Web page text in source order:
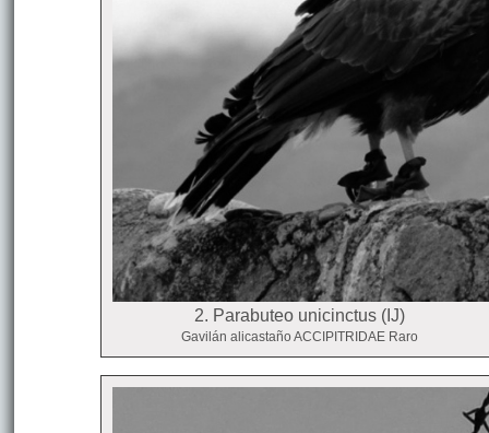
2. Parabuteo unicinctus (IJ)
Gavilán alicastaño ACCIPITRIDAE Raro